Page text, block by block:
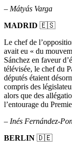
– Mátyás Varga
MADRID 🇪🇸
Le chef de
avait eu « du
Sánchez en faveur
télévisée, le chef du
députés étaient
compris des
alors que des
l’entourage du
– Inés Fernández-
BERLIN 🇩🇪